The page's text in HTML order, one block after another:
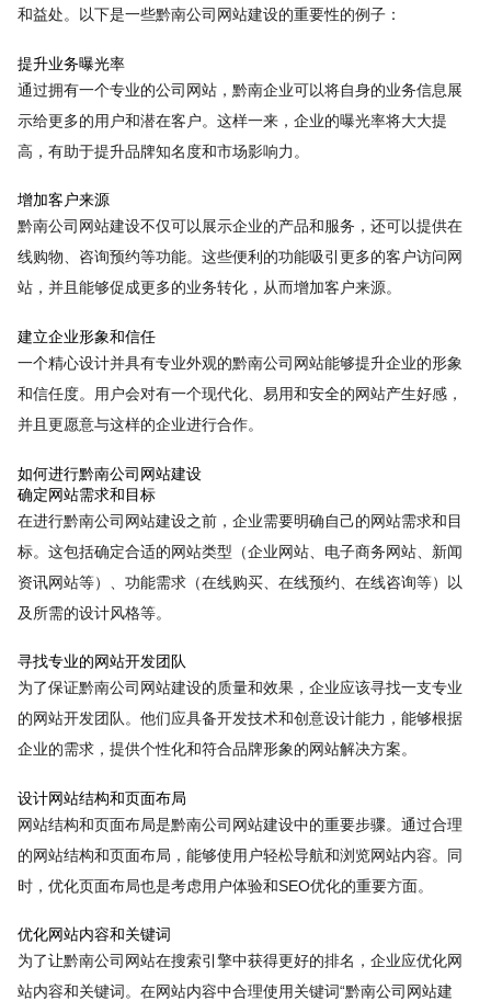
和益处。以下是一些黔南公司网站建设的重要性的例子：
提升业务曝光率
通过拥有一个专业的公司网站，黔南企业可以将自身的业务信息展
示给更多的用户和潜在客户。这样一来，企业的曝光率将大大提
高，有助于提升品牌知名度和市场影响力。
增加客户来源
黔南公司网站建设不仅可以展示企业的产品和服务，还可以提供在
线购物、咨询预约等功能。这些便利的功能吸引更多的客户访问网
站，并且能够促成更多的业务转化，从而增加客户来源。
建立企业形象和信任
一个精心设计并具有专业外观的黔南公司网站能够提升企业的形象
和信任度。用户会对有一个现代化、易用和安全的网站产生好感，
并且更愿意与这样的企业进行合作。
如何进行黔南公司网站建设
确定网站需求和目标
在进行黔南公司网站建设之前，企业需要明确自己的网站需求和目
标。这包括确定合适的网站类型（企业网站、电子商务网站、新闻
资讯网站等）、功能需求（在线购买、在线预约、在线咨询等）以
及所需的设计风格等。
寻找专业的网站开发团队
为了保证黔南公司网站建设的质量和效果，企业应该寻找一支专业
的网站开发团队。他们应具备开发技术和创意设计能力，能够根据
企业的需求，提供个性化和符合品牌形象的网站解决方案。
设计网站结构和页面布局
网站结构和页面布局是黔南公司网站建设中的重要步骤。通过合理
的网站结构和页面布局，能够使用户轻松导航和浏览网站内容。同
时，优化页面布局也是考虑用户体验和SEO优化的重要方面。
优化网站内容和关键词
为了让黔南公司网站在搜索引擎中获得更好的排名，企业应优化网
站内容和关键词。在网站内容中合理使用关键词“黔南公司网站建